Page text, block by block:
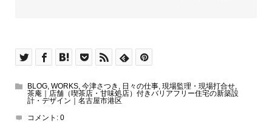
BLOG, WORKS, 今津さつき , 日々の仕事, 現場監理・現場打合せ,
茶庵｜店舗（喫茶店・甘味処店）付きバリアフリー住宅の新築設
計・デザイン｜名古屋市港区
コメント: 0